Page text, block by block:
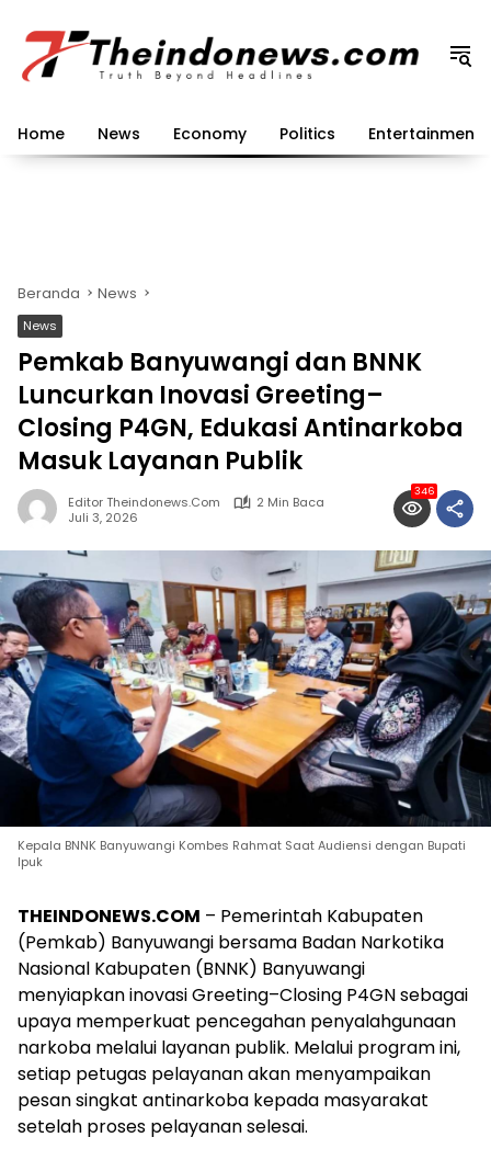
konten
Home News Economy Politics Entertainment
Beranda News
News
Pemkab Banyuwangi dan BNNK
Luncurkan Inovasi Greeting–
Closing P4GN, Edukasi Antinarkoba
Masuk Layanan Publik
Editor Theindonews.com
2 Min Baca
Juli 3, 2026
346
Kepala BNNK Banyuwangi Kombes Rahmat Saat Audiensi dengan Bupati
Ipuk
THEINDONEWS.COM – Pemerintah Kabupaten
(Pemkab) Banyuwangi bersama Badan Narkotika
Nasional Kabupaten (BNNK) Banyuwangi
menyiapkan inovasi Greeting–Closing P4GN sebagai
upaya memperkuat pencegahan penyalahgunaan
narkoba melalui layanan publik. Melalui program ini,
setiap petugas pelayanan akan menyampaikan
pesan singkat antinarkoba kepada masyarakat
setelah proses pelayanan selesai.